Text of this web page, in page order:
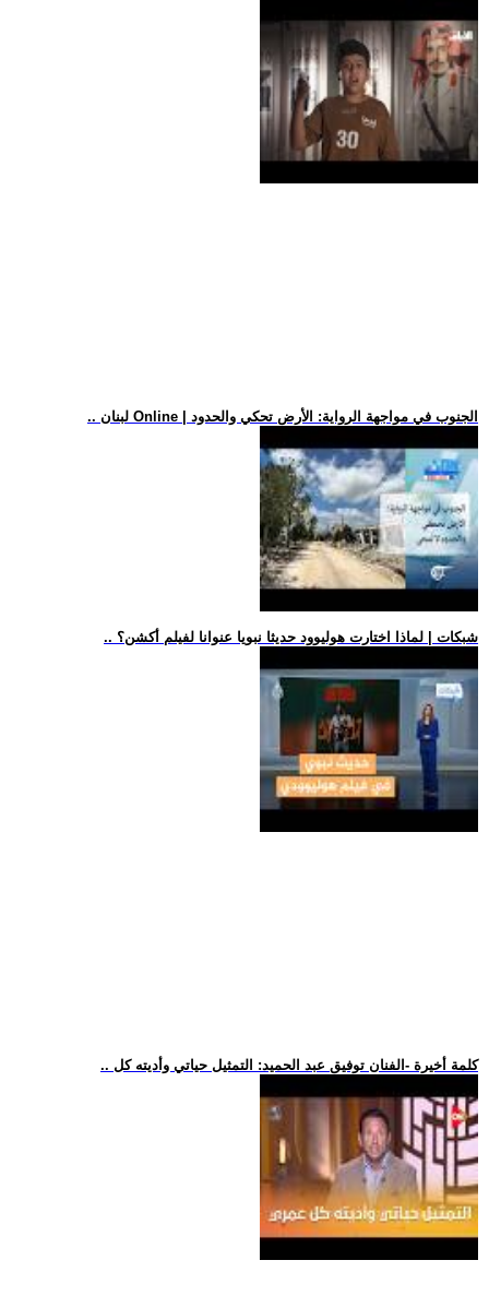
.. لبنان Online | الجنوب في مواجهة الرواية: الأرض تحكي والحدود
.. شبكات | لماذا اختارت هوليوود حديثا نبويا عنوانا لفيلم أكشن؟
.. كلمة أخيرة -الفنان توفيق عبد الحميد: التمثيل حياتي وأديته كل